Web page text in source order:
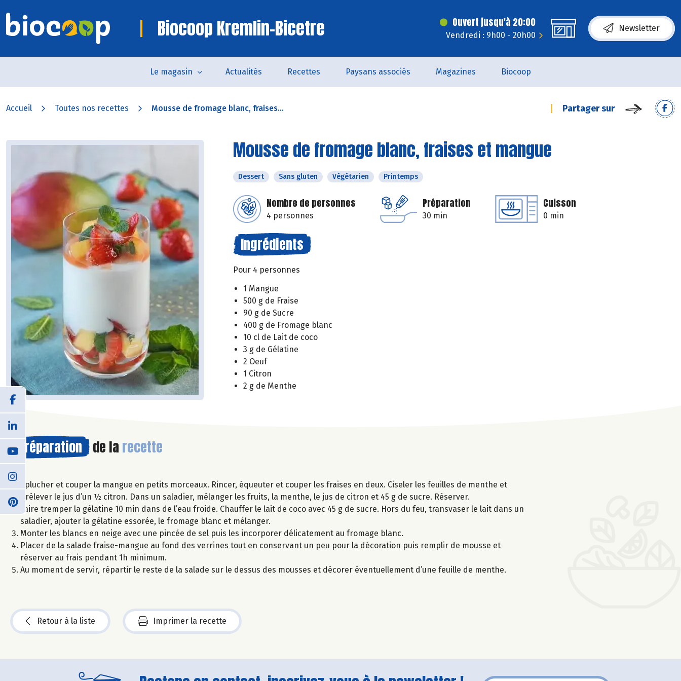
Biocoop Kremlin-Bicetre Ouvert jusqu'à 20:00
Vendredi : 9h00 - 20h00
Newsletter
Le magasin Actualités Recettes Paysans associés Magazines Biocoop
Accueil Toutes nos recettes Mousse de fromage blanc, fraises... Partager sur
Mousse de fromage blanc, fraises et mangue
Dessert Sans gluten Végétarien Printemps
Nombre de personnes
4 personnes
Préparation
30 min
Cuisson
0 min
Ingrédients
Pour 4 personnes
1 Mangue
500 g de Fraise
90 g de Sucre
400 g de Fromage blanc
10 cl de Lait de coco
3 g de Gélatine
2 Oeuf
1 Citron
2 g de Menthe
Préparation de la recette
Eplucher et couper la mangue en petits morceaux. Rincer, équeuter et couper les fraises en deux. Ciseler les feuilles de menthe et
prélever le jus d’un ½ citron. Dans un saladier, mélanger les fruits, la menthe, le jus de citron et 45 g de sucre. Réserver.
Faire tremper la gélatine 10 min dans de l’eau froide. Chauffer le lait de coco avec 45 g de sucre. Hors du feu, transvaser le lait dans un
saladier, ajouter la gélatine essorée, le fromage blanc et mélanger.
Monter les blancs en neige avec une pincée de sel puis les incorporer délicatement au fromage blanc.
Placer de la salade fraise-mangue au fond des verrines tout en conservant un peu pour la décoration puis remplir de mousse et
réserver au frais pendant 1h minimum.
Au moment de servir, répartir le reste de la salade sur le dessus des mousses et décorer éventuellement d’une feuille de menthe.
Retour à la liste Imprimer la recette